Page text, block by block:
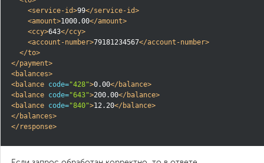
<service-id>99</service-id>
<amount>1000.00</amount>
<ccy>643</ccy>
<account-number>79181234567</account-number>
</to>
</payment>
<balances>
<balance code="428">0.00</balance>
<balance code="643">200.00</balance>
<balance code="840">12.20</balance>
</balances>
</response>